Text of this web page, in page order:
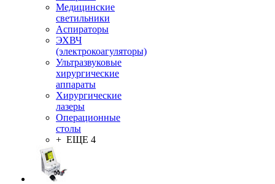
Медицинские
светильники
Аспираторы
ЭХВЧ
(электрокоагуляторы)
Ультразвуковые
хирургические
аппараты
Хирургические
лазеры
Операционные
столы
+ ЕЩЕ 4